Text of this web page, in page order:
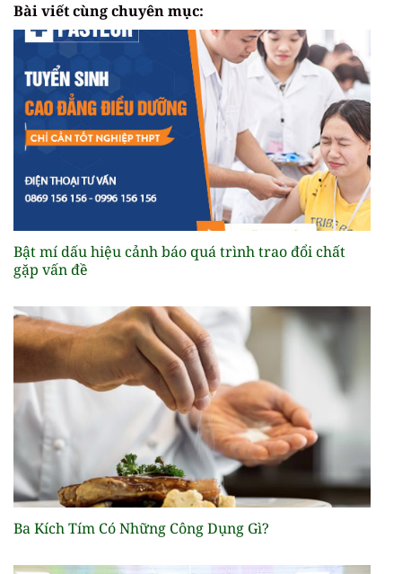
Bài viết cùng chuyên mục:
Bật mí dấu hiệu cảnh báo quá trình trao đổi chất
gặp vấn đề
Ba Kích Tím Có Những Công Dụng Gì?